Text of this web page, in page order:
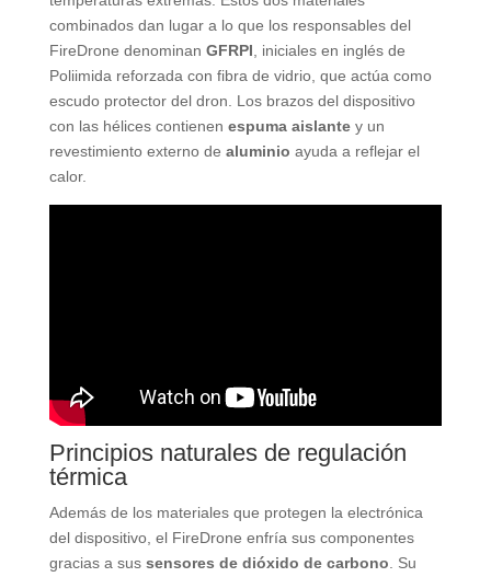
combinados dan lugar a lo que los responsables del
FireDrone denominan GFRPI , iniciales en inglés de
Poliimida reforzada con fibra de vidrio, que actúa como
escudo protector del dron. Los brazos del dispositivo
con las hélices contienen espuma aislantey un
revestimiento externo de aluminio ayuda a reflejar el
calor.
Principios naturales de regulación
térmica
Además de los materiales que protegen la electrónica
del dispositivo, el FireDrone enfría sus componentes
gracias a sus sensores de dióxido de carbono . Su